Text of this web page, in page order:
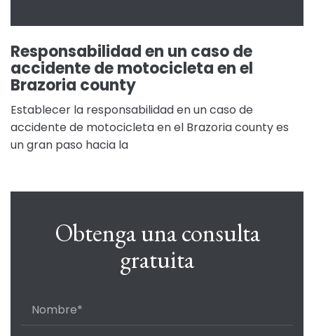
Responsabilidad en un caso de
accidente de motocicleta en el
Brazoria county
Establecer la responsabilidad en un caso de
accidente de motocicleta en el Brazoria county es
un gran paso hacia la
Obtenga una consulta
gratuita